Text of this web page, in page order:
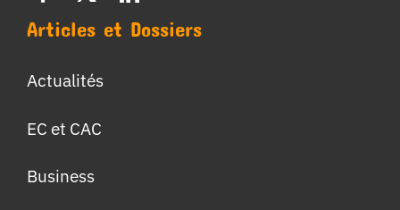
Articles et Dossiers
Actualités
EC et CAC
Business